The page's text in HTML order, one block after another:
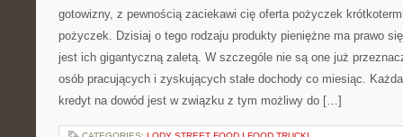
gotowizny, z pewnością zaciekawi cię oferta pożyczek
pożyczek. Dzisiaj o tego rodzaju produkty pieniężne ma prawo
jest ich gigantyczną zaletą. W szczególe nie są one już
osób pracujących i zyskujących stałe dochody co miesiąc.
kredyt na dowód jest w związku z tym możliwy do […]